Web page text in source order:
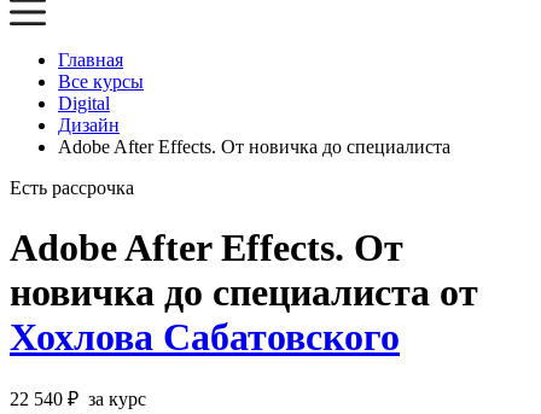
Главная
Все курсы
Digital
Дизайн
Adobe After Effects. От новичка до специалиста
Есть рассрочка
Adobe After Effects. От
новичка до специалиста от
Хохлова Сабатовского
22 540 ₽ за курс